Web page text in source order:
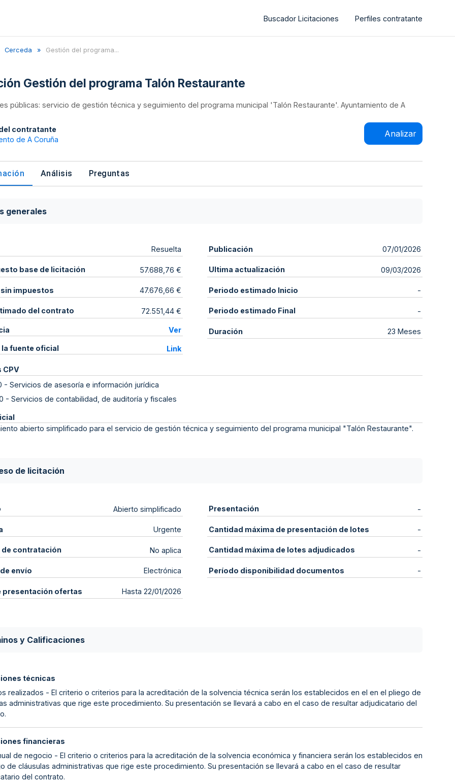
Buscador Licitaciones Perfiles contratante
Cerceda Gestión del programa...
Gestión del programa Talón Restaurante
públicas: servicio de gestión técnica y seguimiento del programa municipal 'Talón Restaurante'. Ayuntamiento de A
contratante
de A Coruña
Analizar
Análisis Preguntas
generales
Resuelta
base de licitación 57.688,76 €
impuestos 47.676,66 €
del contrato 72.551,44 €
Ver
la fuente oficial Link
Publicación 07/01/2026
Ultima actualización 09/03/2026
Periodo estimado Inicio -
Periodo estimado Final -
Duración 23 Meses
CPV
- Servicios de asesoría e información jurídica
- Servicios de contabilidad, de auditoría y fiscales
abierto simplificado para el servicio de gestión técnica y seguimiento del programa municipal "Talón Restaurante".
de licitación
Abierto simplificado
Urgente
de contratación No aplica
envío Electrónica
presentación ofertas Hasta 22/01/2026
Presentación -
Cantidad máxima de presentación de lotes -
Cantidad máxima de lotes adjudicados -
Período disponibilidad documentos -
y Calificaciones
técnicas
realizados - El criterio o criterios para la acreditación de la solvencia técnica serán los establecidos en el en el pliego de
administrativas que rige este procedimiento. Su presentación se llevará a cabo en el caso de resultar adjudicatario del
financieras
de negocio - El criterio o criterios para la acreditación de la solvencia económica y financiera serán los establecidos en
de cláusulas administrativas que rige este procedimiento. Su presentación se llevará a cabo en el caso de resultar
del contrato.